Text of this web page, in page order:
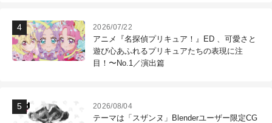
2026/07/22
アニメ『名探偵プリキュア！』ED 、可愛さと
遊び心あふれるプリキュアたちの表現に注
目！〜No.1／演出篇
2026/08/04
テーマは「スザンヌ」Blenderユーザー限定CG